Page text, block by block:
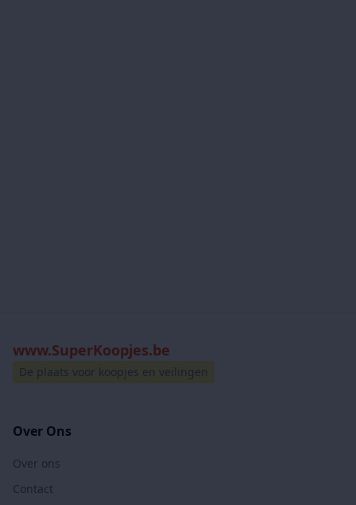
www.SuperKoopjes.be
De plaats voor koopjes en veilingen
Over Ons
Over ons
Contact